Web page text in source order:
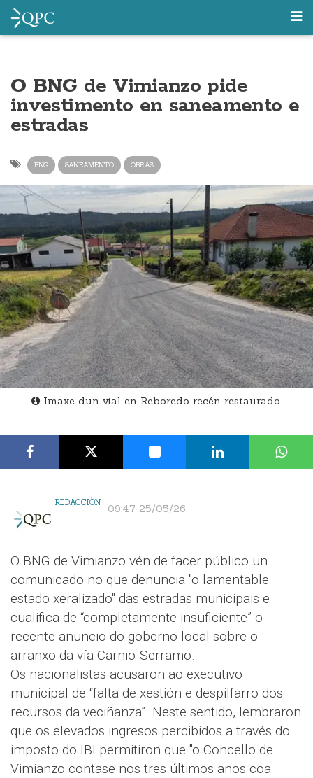
O BNG de Vimianzo pide
investimento en saneamento e
estradas
BNG SANEAMENTO OBRAS
Imaxe dun vial en Reboredo recén restaurado
REDACCIÓN 09:47 25/05/26
O BNG de Vimianzo vén de facer público un
comunicado no que denuncia "o lamentable
estado xeralizado" das estradas municipais e
cualifica de “completamente insuficiente” o
recente anuncio do goberno local sobre o
arranxo da vía Carnio-Serramo.
Os nacionalistas acusaron ao executivo
municipal de “falta de xestión e despilfarro dos
recursos da veciñanza”. Neste sentido, lembraron
que os elevados ingresos percibidos a través do
imposto do IBI permitiron que "o Concello de
Vimianzo contase nos tres últimos anos coa